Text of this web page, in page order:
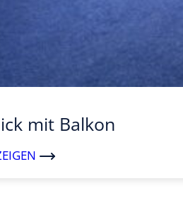
mit Balkon